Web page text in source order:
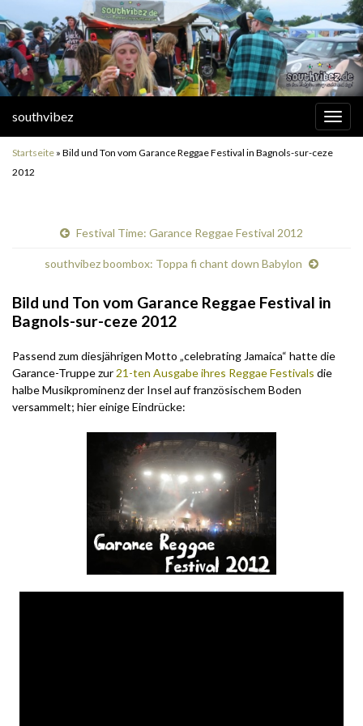
southvibez
Startseite » Bild und Ton vom Garance Reggae Festival in Bagnols-sur-ceze
2012
Festival Time: Garance Reggae Festival 2012
southvibez boombox: Toppa fi chant down Babylon
Bild und Ton vom Garance Reggae Festival in
Bagnols-sur-ceze 2012
Passend zum diesjährigen Motto „celebrating Jamaica“ hatte die
Garance-Truppe zur21-ten Ausgabe ihres Reggae Festivals die
halbe Musikprominenz der Insel auf französischem Boden
versammelt; hier einige Eindrücke: